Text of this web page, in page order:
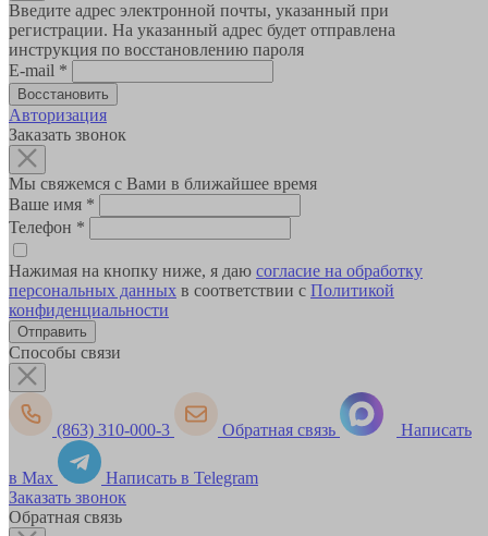
Введите адрес электронной почты, указанный при
регистрации. На указанный адрес будет отправлена
инструкция по восстановлению пароля
E-mail *
Авторизация
Заказать звонок
Мы свяжемся с Вами в ближайшее время
Ваше имя *
Телефон *
Нажимая на кнопку ниже, я даю согласие на обработку
персональных данных в соответствии с Политикой
конфиденциальности
Способы связи
(863) 310-000-3 Обратная связь Написать
в Max
Написать в Telegram
Заказать звонок
Обратная связь